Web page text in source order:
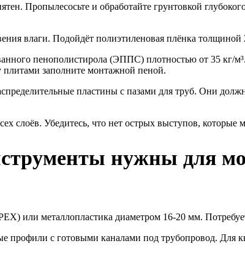
Пропылесосьте и обработайте грунтовкой
влаги. Подойдёт полиэтиленовая плёнка
пенополистирола (ЭППС) плотностью от 35 кг/
заполните монтажной пеной.
пластины с пазами для труб. Они
слоёв. Убедитесь, что нет острых выступов, которые
нужны для
или металлопластика диаметром 16-20 мм.
профили с готовыми каналами под трубопровод. Для